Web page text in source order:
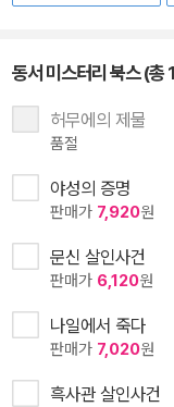
동서 미스터리 북스 (총
허무에의 제물
품절
야성의 증명
판매가 7,920원
문신 살인사건
판매가 6,120원
나일에서 죽다
판매가 7,020원
흑사관 살인사건